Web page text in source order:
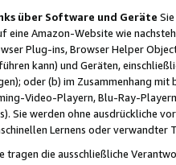
über Software und Geräte
eine Amazon-Website wie
Plug-ins, Browser Helper
kann) und Geräten,
oder (b) im Zusammenhang
Video-Playern, Blu-Ray-
Sie werden ohne ausdrückliche
Lernens oder
tragen die ausschließliche